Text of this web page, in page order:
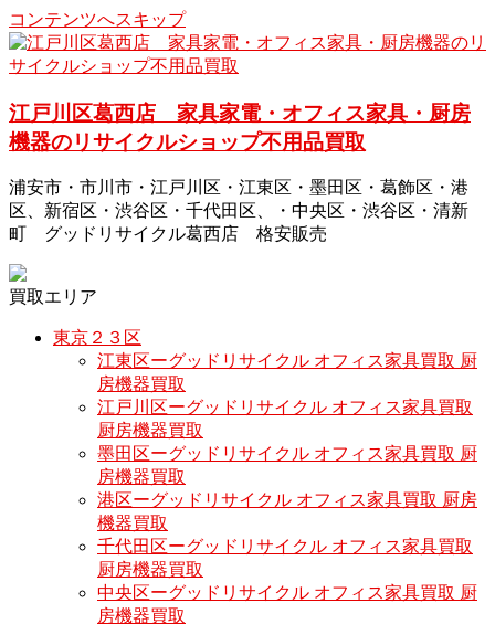
コンテンツへスキップ
江戸川区葛西店 家具家電・オフィス家具・厨房
機器のリサイクルショップ不用品買取
浦安市・市川市・江戸川区・江東区・墨田区・葛飾区・港
区、新宿区・渋谷区・千代田区、・中央区・渋谷区・清新
町 グッドリサイクル葛西店 格安販売
買取エリア
東京２３区
江東区ーグッドリサイクル オフィス家具買取 厨
房機器買取
江戸川区ーグッドリサイクル オフィス家具買取
厨房機器買取
墨田区ーグッドリサイクル オフィス家具買取 厨
房機器買取
港区ーグッドリサイクル オフィス家具買取 厨房
機器買取
千代田区ーグッドリサイクル オフィス家具買取
厨房機器買取
中央区ーグッドリサイクル オフィス家具買取 厨
房機器買取